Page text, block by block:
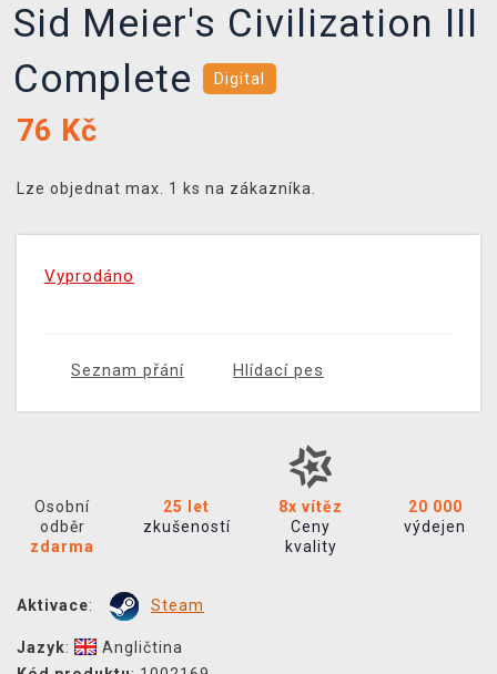
Sid Meier's Civilization III
Complete
Digital
76 Kč
Lze objednat max. 1 ks na zákazníka.
Vyprodáno
Seznam přání Hlídací pes
Osobní
odběr
zdarma
25 let
zkušeností
8x vítěz
Ceny
kvality
20 000
výdejen
Aktivace: Steam
Jazyk:
Angličtina